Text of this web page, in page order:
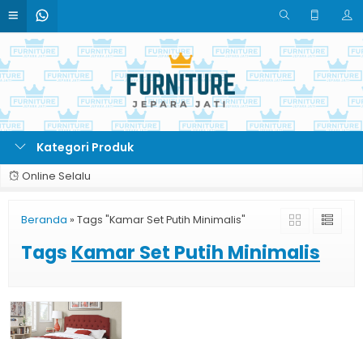
Kategori Produk
Online Selalu
Beranda » Tags "Kamar Set Putih Minimalis"
Tags Kamar Set Putih Minimalis